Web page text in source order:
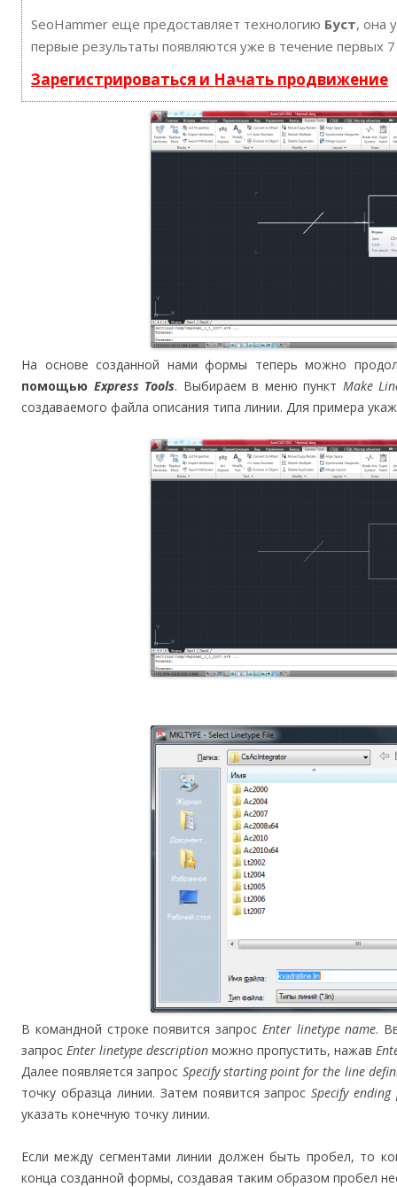
SeoHammer еще предоставляет технологию Буст, она
первые результаты появляются уже в течение первых
Зарегистрироваться и Начать продвижение
На основе созданной нами формы теперь можно
помощью Express Tools. Выбираем в меню пункт Make
создаваемого файла описания типа линии. Для примера
В командной строке появится запрос Enter linetype name.
запрос Enter linetype description можно пропустить, нажав
Далее появляется запрос Specify starting point for the line
точку образца линии. Затем появится запросSpecify
указать конечную точку линии.
Если между сегментами линии должен быть пробел, то
конца созданной формы, создавая таким образом пробел